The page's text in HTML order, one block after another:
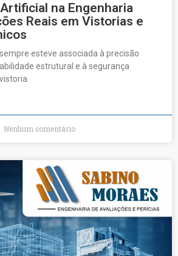
na Engenharia
Reais em Vistorias e
esteve associada à precisão
estrutural e à segurança
Nenhum comentário